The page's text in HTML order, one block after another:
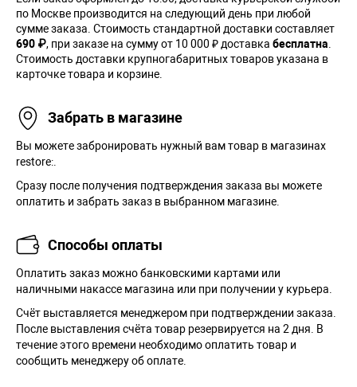
по Москве производится на следующий день при любой
сумме заказа. Cтоимость стандартной доставки составляет
690 ₽, при заказе на сумму от 10 000 ₽ доставка бесплатна
Стоимость доставки крупногабаритных товаров указана в
карточке товара и корзине.
Забрать в магазине
Вы можете забронировать нужный вам товар в магазинах
restore:.
Сразу после получения подтверждения заказа вы можете
оплатить и забрать заказ в выбранном магазине.
Способы оплаты
Оплатить заказ можно банковскими картами или
наличными накассе магазина или при получении у курьера.
Cчёт выставляется менеджером при подтверждении заказа.
После выставления счёта товар резервируется на 2 дня. В
течение этого времени необходимо оплатить товар и
сообщить менеджеру об оплате.